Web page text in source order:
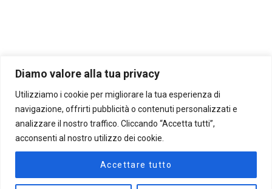
Diamo valore alla tua privacy
Utilizziamo i cookie per migliorare la tua esperienza di
navigazione, offrirti pubblicità o contenuti personalizzati e
analizzare il nostro traffico. Cliccando “Accetta tutti”,
acconsenti al nostro utilizzo dei cookie.
Accettare tutto
CARTOLINE ANIMATE FOTO CURIOSE TROPPO FORTE BELLA QUESTA
AFORISMI E CITAZIONI
OROSCOPO CANALE BENESSERE
NON CI POSSO CREDERE
AMORE
ANIMALI ANIMALI RARI ANIMAZIONI ARTE A ARCHITETTURA
BUON ANNO
COMPLEANNO CURIOSI DIVERTENTI
SCHERZI E TRUCCHI
SCIENZA SHOPPING SONDAGGI SPETTACOLARI TEST E QUIZ